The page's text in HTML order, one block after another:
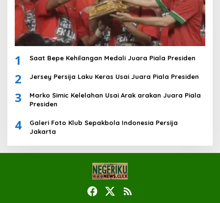
1 Saat Bepe Kehilangan Medali Juara Piala Presiden
2 Jersey Persija Laku Keras Usai Juara Piala Presiden
3
Marko Simic Kelelahan Usai Arak arakan Juara Piala
Presiden
4
Galeri Foto Klub Sepakbola Indonesia Persija
Jakarta